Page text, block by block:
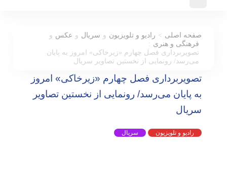
صفحه اصلی > رادیو و تلویزیون و سریال و عکس
و
فرهنگی و هنری
تصویربرداری فصل چهارم «زیرخاکی» امروز به پایان
می‌رسد/ رونمایی از نخستین تصاویر سریال
تصویربرداری فصل چهارم «زیرخاکی» امروز
به پایان می‌رسد/ رونمایی از نخستین تصاویر
سریال
رادیو و تلویزیون سریال